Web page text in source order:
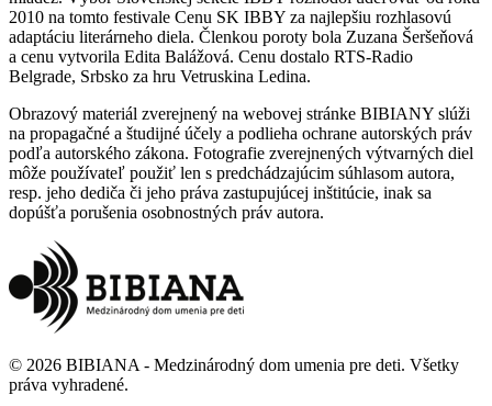
2010 na tomto festivale Cenu SK IBBY za najlepšiu rozhlasovú
adaptáciu literárneho diela. Členkou poroty bola Zuzana Šeršeňová
a cenu vytvorila Edita Balážová. Cenu dostalo RTS-Radio
Belgrade, Srbsko za hru Vetruskina Ledina.
Obrazový materiál zverejnený na webovej stránke BIBIANY slúži
na propagačné a študijné účely a podlieha ochrane autorských práv
podľa autorského zákona. Fotografie zverejnených výtvarných diel
môže používateľ použiť len s predchádzajúcim súhlasom autora,
resp. jeho dediča či jeho práva zastupujúcej inštitúcie, inak sa
dopúšťa porušenia osobnostných práv autora.
© 2026 BIBIANA - Medzinárodný dom umenia pre deti. Všetky
práva vyhradené.